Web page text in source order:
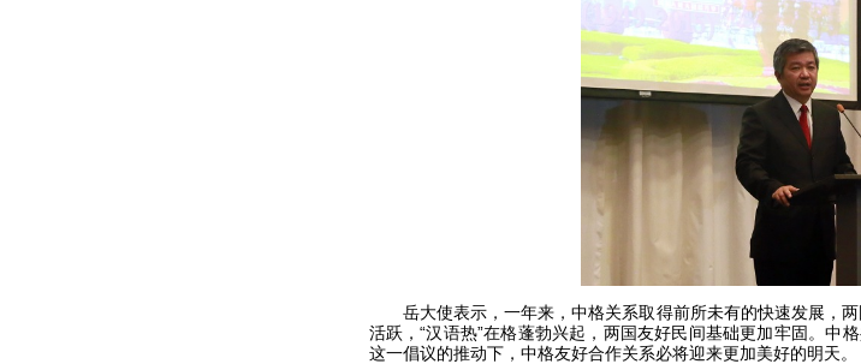
岳大使表示，一年来，中格关系取得前所未有的快速发展，两
活跃，“汉语热”在格蓬勃兴起，两国友好民间基础更加牢固。中
这一倡议的推动下，中格友好合作关系必将迎来更加美好的明天。